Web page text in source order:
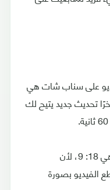
على سناب شات هي
تحديث جديد يتيح لك
- نسبة العرض إلى الارتفاع المثالية هي 18: 9، لأن
الفيديو بصورة